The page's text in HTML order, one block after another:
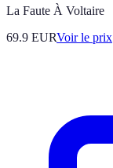
La Faute À Voltaire
69.9 EURVoir le prix